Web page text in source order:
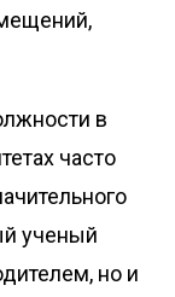
в
часто
ученый
но и